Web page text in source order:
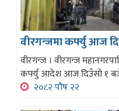
वीरगन्जमा कर्फ्यु आज
वीरगन्ज । वीरगन्ज
कर्फ्यु आदेश आज दिउँसो १
२०८२ पौष २२